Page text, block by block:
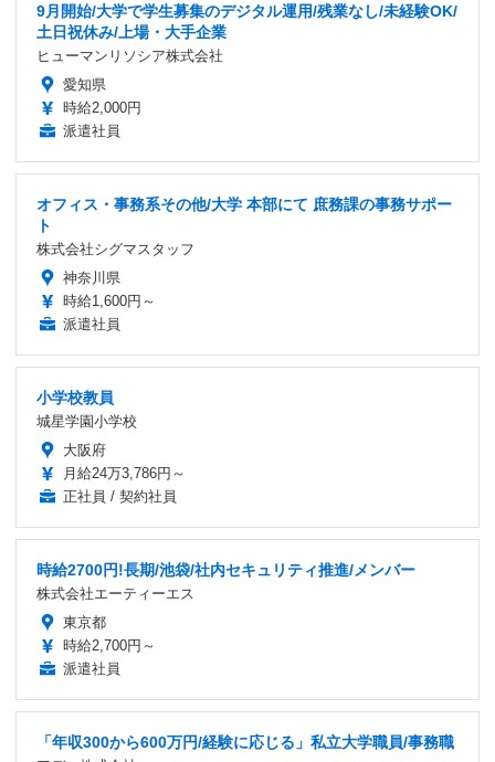
9月開始/大学で学生募集のデジタル運用/残業なし/未経験OK/
土日祝休み/上場・大手企業
ヒューマンリソシア株式会社
愛知県
時給2,000円
派遣社員
オフィス・事務系その他/大学 本部にて 庶務課の事務サポー
ト
株式会社シグマスタッフ
神奈川県
時給1,600円～
派遣社員
小学校教員
城星学園小学校
大阪府
月給24万3,786円～
正社員 / 契約社員
時給2700円!長期/池袋/社内セキュリティ推進/メンバー
株式会社エーティーエス
東京都
時給2,700円～
派遣社員
「年収300から600万円/経験に応じる」私立大学職員/事務職